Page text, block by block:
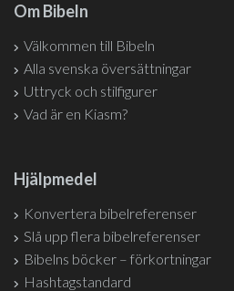
Om Bibeln
Välkommen till Bibeln
Alla svenska översättningar
Uttryck och stilfigurer
Vad är en Kiasm?
Hjälpmedel
Konvertera bibelreferenser
Slå upp flera bibelreferenser
Bibelns böcker – förkortningar
Hashtagstandard